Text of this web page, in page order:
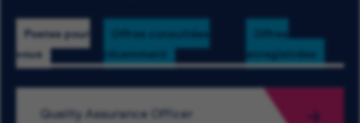
Postes pour
vous
Offres consultées
récemment
Offres
enregistrées
Quality Assurance Officer